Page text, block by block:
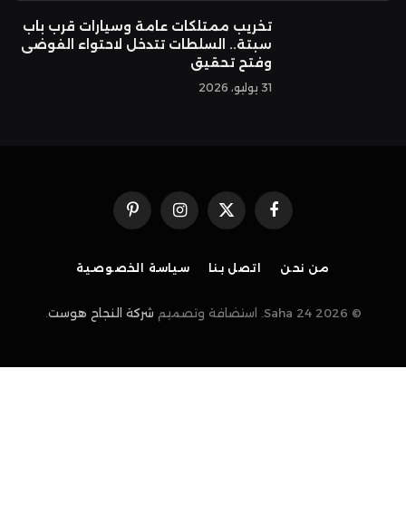
تخريب ممتلكات عامة وسيارات قرب باب
سبتة.. السلطات تتدخل لاحتواء الفوضى
وفتح تحقيق
31 يوليو، 2026
فيسبوكX
(Twitter)
الانستغرامبينتيريست
من نحن اتصل بنا سياسة الخصوصية
© 2026 Saha 24. استضافة وتصميم شركة النجاح هوست